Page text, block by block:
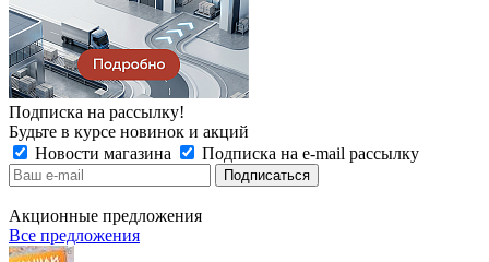
Подписка на рассылку!
Будьте в курсе новинок и акций
Новости магазина
Подписка на e-mail рассылку
Акционные предложения
Все предложения